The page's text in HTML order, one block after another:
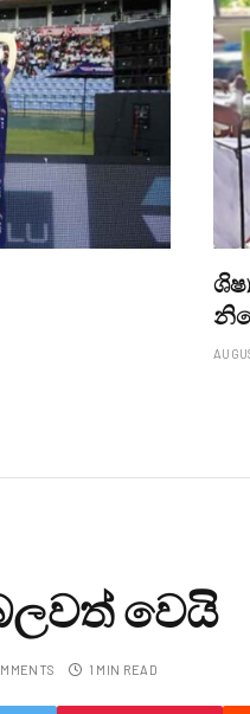
‍වෙයි
1 MIN READ